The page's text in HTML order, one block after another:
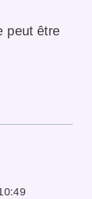
peut être